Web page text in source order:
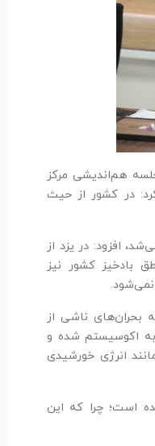
هم‌اندیشی مرکز
در کشور از حیث
افزود: در یزد از
بادخیز کشور نیز
نمی‌شود.
بحران‌های ناشی از
اكوسيستم شده و
انرژی خورشیدی
است؛ چرا که این